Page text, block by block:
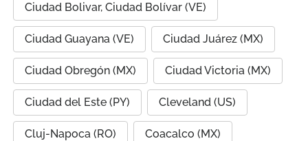
Ciudad Bolivar, Ciudad Bolívar (VE)
Ciudad Guayana (VE) Ciudad Juárez (MX)
Ciudad Obregón (MX) Ciudad Victoria (MX)
Ciudad del Este (PY) Cleveland (US)
Cluj-Napoca (RO) Coacalco (MX)